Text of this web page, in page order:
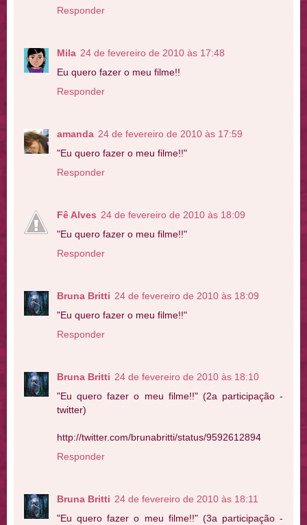
Responder
Mila 24 de fevereiro de 2010 às 17:48
Eu quero fazer o meu filme!!
Responder
amanda 24 de fevereiro de 2010 às 17:59
"Eu quero fazer o meu filme!!"
Responder
Fê Alves 24 de fevereiro de 2010 às 18:09
"Eu quero fazer o meu filme!!"
Responder
Bruna Britti 24 de fevereiro de 2010 às 18:09
"Eu quero fazer o meu filme!!"
Responder
Bruna Britti 24 de fevereiro de 2010 às 18:10
"Eu quero fazer o meu filme!!" (2a participação -
twitter)
http://twitter.com/brunabritti/status/9592612894
Responder
Bruna Britti 24 de fevereiro de 2010 às 18:11
"Eu quero fazer o meu filme!!" (3a participação -